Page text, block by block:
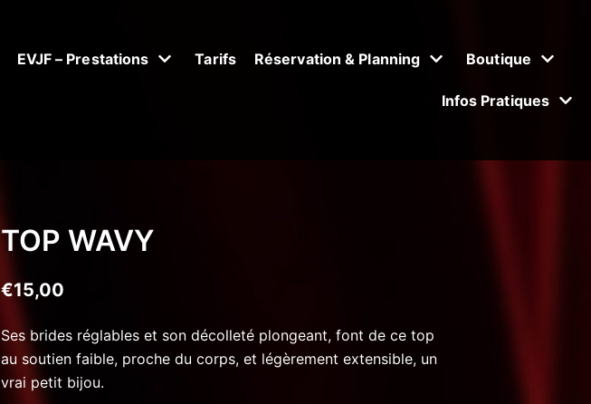
EVJF – Prestations Tarifs Réservation & Planning Boutique
Infos Pratiques
TOP WAVY
€15,00
Ses brides réglables et son décolleté plongeant, font de ce top
au soutien faible, proche du corps, et légèrement extensible, un
vrai petit bijou.